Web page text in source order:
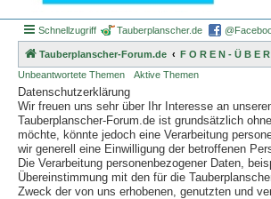
Schnellzugriff Tauberplanscher.de
Tauberplanscher-Forum.de F O R E N - Ü B E
Unbeantwortete Themen
Aktive Themen
Datenschutzerklärung
Wir freuen uns sehr über Ihr Interesse an
Tauberplanscher-Forum.de ist grundsätzlich
möchte, könnte jedoch eine Verarbeitung
wir generell eine Einwilligung der betroffenen
Die Verarbeitung personenbezogener Daten,
Übereinstimmung mit den für die
Zweck der von uns erhobenen, genutzten und